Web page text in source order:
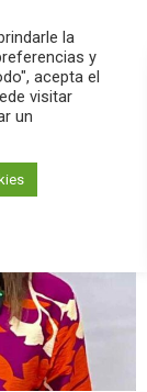
pause PLAY
la
y
acepta el
visitar
un